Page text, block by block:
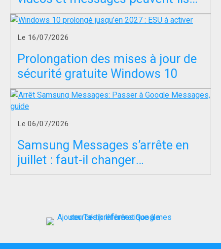
servir à entraîner l’IA ?
Le 16/07/2026
Prolongation des mises à jour de
sécurité gratuite Windows 10
Le 06/07/2026
Samsung Messages s’arrête en
juillet : faut-il changer
d’application SMS ?